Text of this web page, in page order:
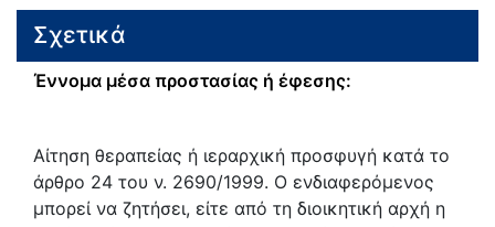
Σχετικά
Έννομα μέσα προστασίας ή έφεσης:
Αίτηση θεραπείας ή ιεραρχική προσφυγή κατά το
άρθρο 24 του ν. 2690/1999. Ο ενδιαφερόμενος
μπορεί να ζητήσει, είτε από τη διοικητική αρχή η